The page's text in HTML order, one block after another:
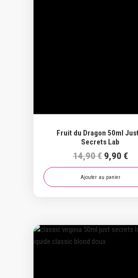
Fruit du Dragon 50ml
Secrets Lab
14,90€ Le
prix
initial
était :
9,90 €Le
Ajouter au panier